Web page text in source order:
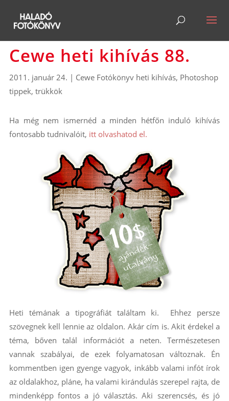
Cewe heti kihívás 88.
2011. január 24. | Cewe Fotókönyv heti kihívás, Photoshop
tippek, trükkök
Ha még nem ismernéd a minden hétfőn induló kihívás
fontosabb tudnivalóit, itt olvashatod el.
Heti témának a tipográfiát találtam ki. Ehhez persze
szövegnek kell lennie az oldalon. Akár cím is. Akit érdekel a
téma, bőven talál információt a neten. Természetesen
vannak szabályai, de ezek folyamatosan változnak. Én
kommentben igen gyenge vagyok, inkább valami infót írok
az oldalakhoz, pláne, ha valami kirándulás szerepel rajta, de
mindenképp fontos a jó választás. Aki szerencsés, és jó